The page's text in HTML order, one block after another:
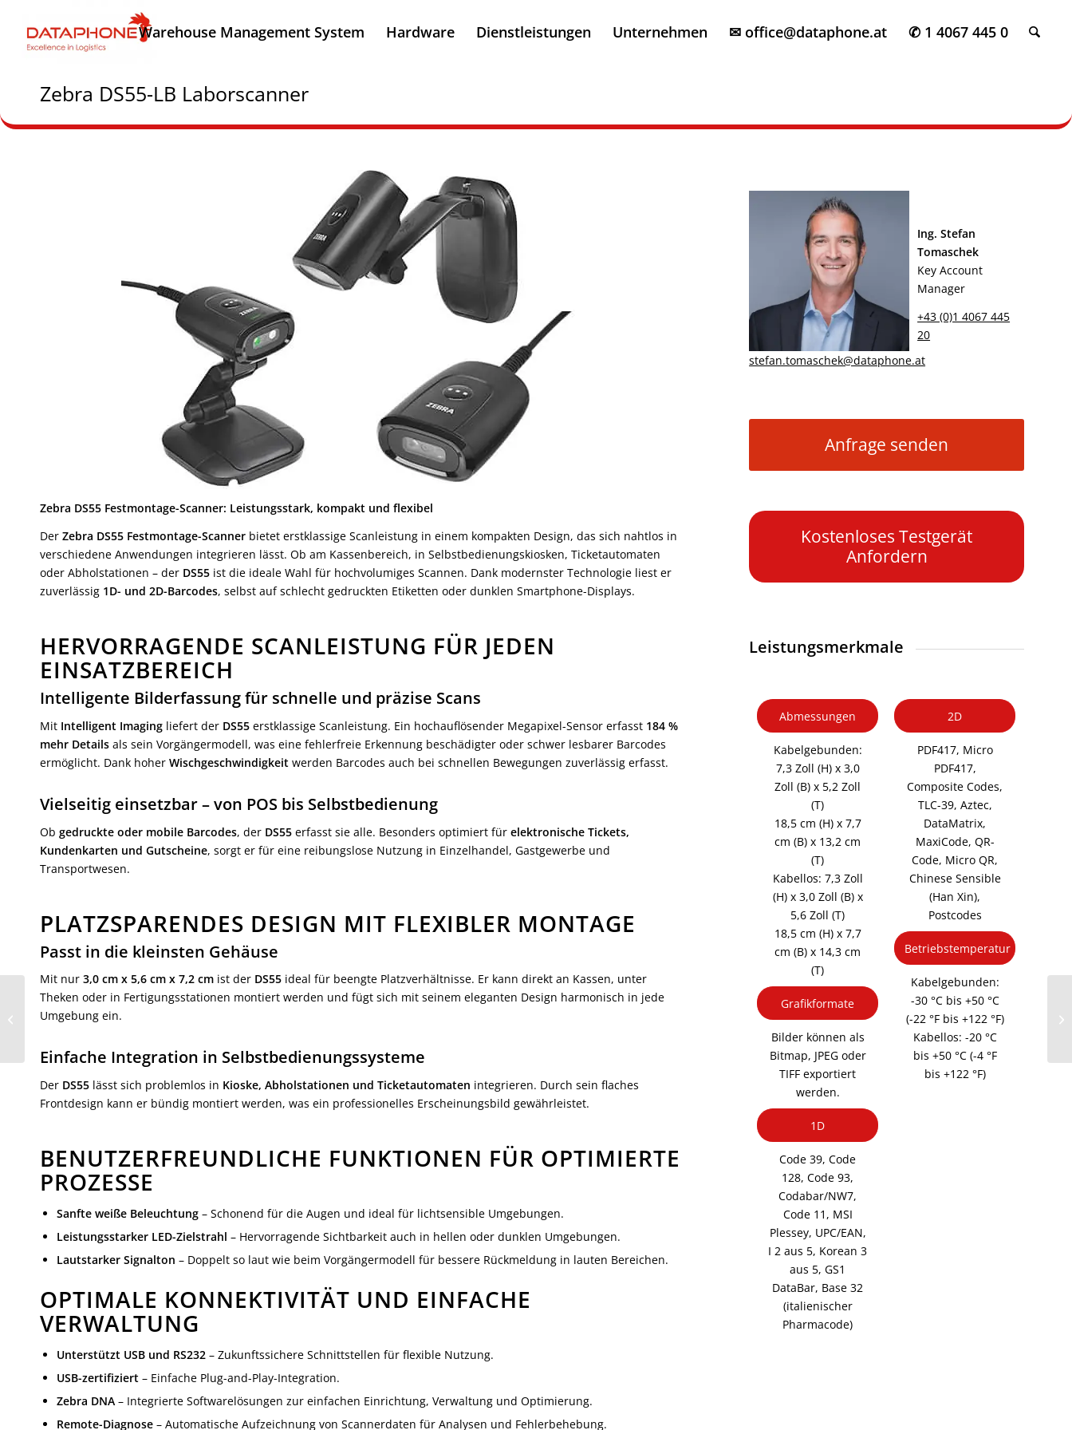
Warehouse Management System Hardware Dienstleistungen Unternehmen ✉ office@dataphone.at ✆ 1 4067 445 0
Zebra DS55-LB Laborscanner
Zebra DS55 Festmontage-Scanner: Leistungsstark, kompakt und flexibel
Der Zebra DS55 Festmontage-Scanner bietet erstklassige Scanleistung in einem kompakten Design, das sich nahtlos in
verschiedene Anwendungen integrieren lässt. Ob am Kassenbereich, in Selbstbedienungskiosken, Ticketautomaten
oder Abholstationen – der DS55 ist die ideale Wahl für hochvolumiges Scannen. Dank modernster Technologie liest er
zuverlässig 1D- und 2D-Barcodes, selbst auf schlecht gedruckten Etiketten oder dunklen Smartphone-Displays.
HERVORRAGENDE SCANLEISTUNG FÜR JEDEN
EINSATZBEREICH
Intelligente Bilderfassung für schnelle und präzise Scans
Mit Intelligent Imaging liefert der DS55 erstklassige Scanleistung. Ein hochauflösender Megapixel-Sensor erfasst 184 %
mehr Details als sein Vorgängermodell, was eine fehlerfreie Erkennung beschädigter oder schwer lesbarer Barcodes
ermöglicht. Dank hoher Wischgeschwindigkeit werden Barcodes auch bei schnellen Bewegungen zuverlässig erfasst.
Vielseitig einsetzbar – von POS bis Selbstbedienung
Ob gedruckte oder mobile Barcodes, der DS55 erfasst sie alle. Besonders optimiert für elektronische Tickets,
Kundenkarten und Gutscheine, sorgt er für eine reibungslose Nutzung in Einzelhandel, Gastgewerbe und
Transportwesen.
PLATZSPARENDES DESIGN MIT FLEXIBLER MONTAGE
Passt in die kleinsten Gehäuse
Mit nur 3,0 cm x 5,6 cm x 7,2 cm ist der DS55 ideal für beengte Platzverhältnisse. Er kann direkt an Kassen, unter
Theken oder in Fertigungsstationen montiert werden und fügt sich mit seinem eleganten Design harmonisch in jede
Umgebung ein.
Einfache Integration in Selbstbedienungssysteme
Der DS55 lässt sich problemlos in Kioske, Abholstationen und Ticketautomaten integrieren. Durch sein flaches
Frontdesign kann er bündig montiert werden, was ein professionelles Erscheinungsbild gewährleistet.
BENUTZERFREUNDLICHE FUNKTIONEN FÜR OPTIMIERTE
PROZESSE
Sanfte weiße Beleuchtung – Schonend für die Augen und ideal für lichtsensible Umgebungen.
Leistungsstarker LED-Zielstrahl – Hervorragende Sichtbarkeit auch in hellen oder dunklen Umgebungen.
Lautstarker Signalton – Doppelt so laut wie beim Vorgängermodell für bessere Rückmeldung in lauten Bereichen.
OPTIMALE KONNEKTIVITÄT UND EINFACHE
VERWALTUNG
Unterstützt USB und RS232 – Zukunftssichere Schnittstellen für flexible Nutzung.
USB-zertifiziert – Einfache Plug-and-Play-Integration.
Zebra DNA – Integrierte Softwarelösungen zur einfachen Einrichtung, Verwaltung und Optimierung.
Remote-Diagnose – Automatische Aufzeichnung von Scannerdaten für Analysen und Fehlerbehebung.
Ing. Stefan
Tomaschek
Key Account
Manager
+43 (0)1 4067 445
20
stefan.tomaschek@dataphone.at
Anfrage senden
Kostenloses Testgerät
Anfordern
Leistungsmerkmale
Abmessungen
Kabelgebunden:
7,3 Zoll (H) x 3,0
Zoll (B) x 5,2 Zoll
(T)
18,5 cm (H) x 7,7
cm (B) x 13,2 cm
(T)
Kabellos: 7,3 Zoll
(H) x 3,0 Zoll (B) x
5,6 Zoll (T)
18,5 cm (H) x 7,7
cm (B) x 14,3 cm
(T)
Grafikformate
Bilder können als
Bitmap, JPEG oder
TIFF exportiert
werden.
1D
Code 39, Code
128, Code 93,
Codabar/NW7,
Code 11, MSI
Plessey, UPC/EAN,
I 2 aus 5, Korean 3
aus 5, GS1
DataBar, Base 32
(italienischer
Pharmacode)
2D
PDF417, Micro
PDF417,
Composite Codes,
TLC-39, Aztec,
DataMatrix,
MaxiCode, QR-
Code, Micro QR,
Chinese Sensible
(Han Xin),
Postcodes
Betriebstemperatur
Kabelgebunden:
-30 °C bis +50 °C
(-22 °F bis +122 °F)
Kabellos: -20 °C
bis +50 °C (-4 °F
bis +122 °F)
Zebra DS55
Festmontage-Scanner